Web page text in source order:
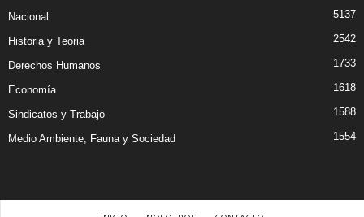
Nacional 5137
Historia y Teoria 2542
Derechos Humanos 1733
Economía 1618
Sindicatos y Trabajo 1588
Medio Ambiente, Fauna y Sociedad 1554